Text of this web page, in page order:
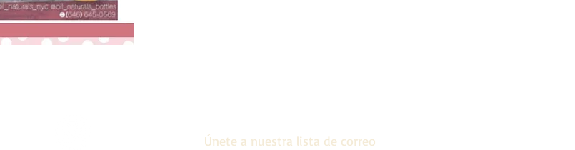
Únete a nuestra lista de correo